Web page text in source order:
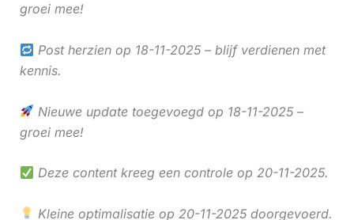
groei mee!
Post herzien op 18-11-2025 – blijf verdienen met
kennis.
Nieuwe update toegevoegd op 18-11-2025 –
groei mee!
Deze content kreeg een controle op 20-11-2025.
Kleine optimalisatie op 20-11-2025 doorgevoerd.